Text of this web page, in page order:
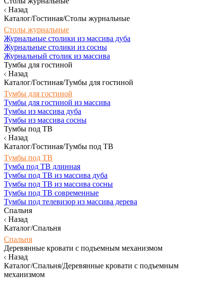
Назад
Каталог/Гостиная/Столы журнальные
Столы журнальные
Журнальные столики из массива дуба
Журнальные столики из сосны
Журнальный столик из массива
Тумбы для гостиной
Назад
Каталог/Гостиная/Тумбы для гостиной
Тумбы для гостиной
Тумбы для гостиной из массива
Тумбы из массива дуба
Тумбы из массива сосны
Тумбы под ТВ
Назад
Каталог/Гостиная/Тумбы под ТВ
Тумбы под ТВ
Тумба под ТВ длинная
Тумбы под ТВ из массива дуба
Тумбы под ТВ из массива сосны
Тумбы под ТВ современные
Тумбы под телевизор из массива дерева
Спальня
Назад
Каталог/Спальня
Спальня
Деревянные кровати с подъемным механизмом
Назад
Каталог/Спальня/Деревянные кровати с подъемным
механизмом